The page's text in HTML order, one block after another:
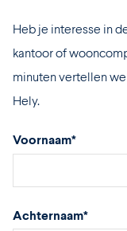
Heb je interesse in
kantoor of
minuten vertellen
Hely.
Voornaam*
Achternaam*